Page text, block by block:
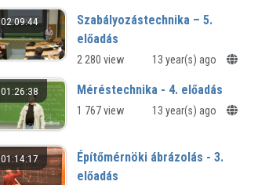
02:09:44
Szabályozástechnika – 5.
előadás
2 280 view 13 year(s) ago
01:26:38 Méréstechnika - 4. előadás
1 767 view 13 year(s) ago
01:14:17
Építőmérnöki ábrázolás - 3.
előadás